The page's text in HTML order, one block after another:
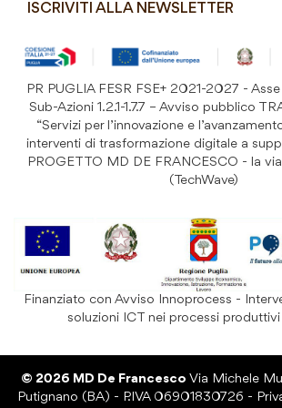
Detergenza e Attrezzatura
Festività
Prodotti Riutilizzabili
ISCRIVITI ALLA NEWSLETTER
alla
Newsletter:
ISCRIVITI
PR PUGLIA FESR FSE+ 2021-2027 - Asse
Sub-Azioni 1.2.1-1.7.7 – Avviso pubblico
“Servizi per l’innovazione e
interventi di trasformazione digitale a
PROGETTO MD DE FRANCESCO - la
(TechWave)
Finanziato con Avviso Innoprocess -
soluzioni ICT nei processi
© 2026 MD De Francesco Via Michele
Putignano (BA) - P.IVA 06901830726 -